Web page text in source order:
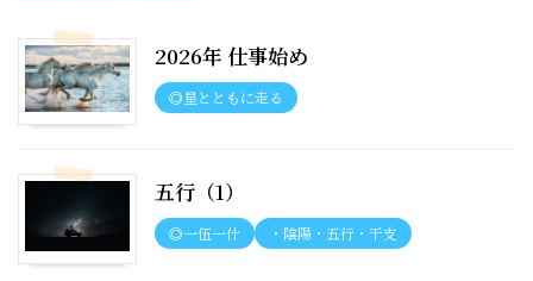
2026年 仕事始め
◎星とともに走る
五行（1）
◎一伍一什 ・陰陽・五行・干支